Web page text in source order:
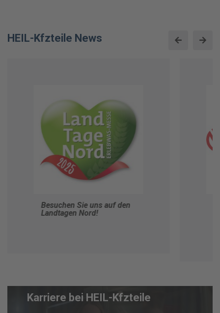
HEIL-Kfzteile News
Besuchen Sie uns auf den
Landtagen Nord!
Karriere bei HEIL-Kfzteile